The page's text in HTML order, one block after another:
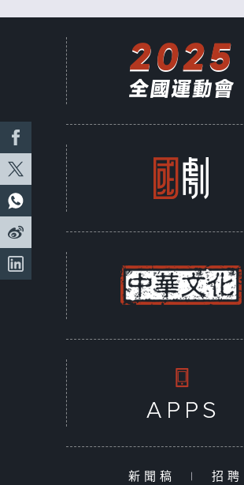
新聞稿 | 招聘